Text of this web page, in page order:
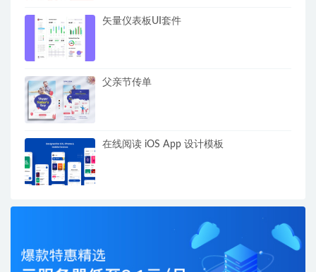
矢量仪表板UI套件
父亲节传单
在线阅读 iOS App 设计模板